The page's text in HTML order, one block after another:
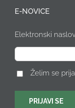
E-NOVICE
Elektronski
Želim se